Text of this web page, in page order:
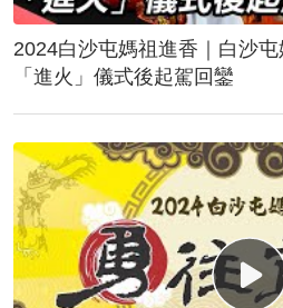
2024白沙屯媽祖進香｜白沙屯
「進火」儀式後起駕回鑾